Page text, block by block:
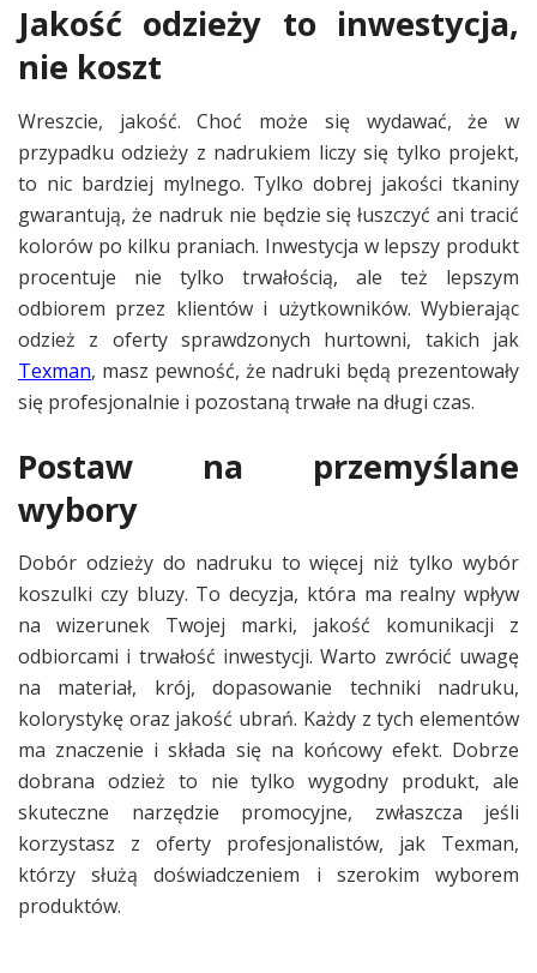
Jakość odzieży to inwestycja,
nie koszt
Wreszcie, jakość. Choć może się wydawać, że w
przypadku odzieży z nadrukiem liczy się tylko projekt,
to nic bardziej mylnego. Tylko dobrej jakości tkaniny
gwarantują, że nadruk nie będzie się łuszczyć ani tracić
kolorów po kilku praniach. Inwestycja w lepszy produkt
procentuje nie tylko trwałością, ale też lepszym
odbiorem przez klientów i użytkowników. Wybierając
odzież z oferty sprawdzonych hurtowni, takich jak
Texman, masz pewność, że nadruki będą prezentowały
się profesjonalnie i pozostaną trwałe na długi czas.
Postaw na przemyślane
wybory
Dobór odzieży do nadruku to więcej niż tylko wybór
koszulki czy bluzy. To decyzja, która ma realny wpływ
na wizerunek Twojej marki, jakość komunikacji z
odbiorcami i trwałość inwestycji. Warto zwrócić uwagę
na materiał, krój, dopasowanie techniki nadruku,
kolorystykę oraz jakość ubrań. Każdy z tych elementów
ma znaczenie i składa się na końcowy efekt. Dobrze
dobrana odzież to nie tylko wygodny produkt, ale
skuteczne narzędzie promocyjne, zwłaszcza jeśli
korzystasz z oferty profesjonalistów, jak Texman,
którzy służą doświadczeniem i szerokim wyborem
produktów.